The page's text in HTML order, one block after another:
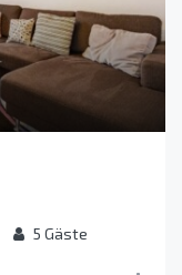
5 Gäste